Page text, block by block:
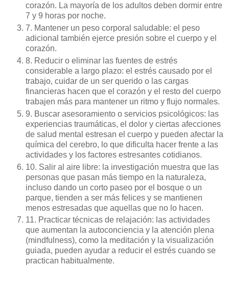
corazón. La mayoría de los adultos deben dormir entre
7 y 9 horas por noche.
7. Mantener un peso corporal saludable: el peso
adicional también ejerce presión sobre el cuerpo y el
corazón.
8. Reducir o eliminar las fuentes de estrés
considerable a largo plazo: el estrés causado por el
trabajo, cuidar de un ser querido o las cargas
financieras hacen que el corazón y el resto del cuerpo
trabajen más para mantener un ritmo y flujo normales.
9. Buscar asesoramiento o servicios psicológicos: las
experiencias traumáticas, el dolor y ciertas afecciones
de salud mental estresan el cuerpo y pueden afectar la
química del cerebro, lo que dificulta hacer frente a las
actividades y los factores estresantes cotidianos.
10. Salir al aire libre: la investigación muestra que las
personas que pasan más tiempo en la naturaleza,
incluso dando un corto paseo por el bosque o un
parque, tienden a ser más felices y se mantienen
menos estresadas que aquellas que no lo hacen.
11. Practicar técnicas de relajación: las actividades
que aumentan la autoconciencia y la atención plena
(mindfulness), como la meditación y la visualización
guiada, pueden ayudar a reducir el estrés cuando se
practican habitualmente.